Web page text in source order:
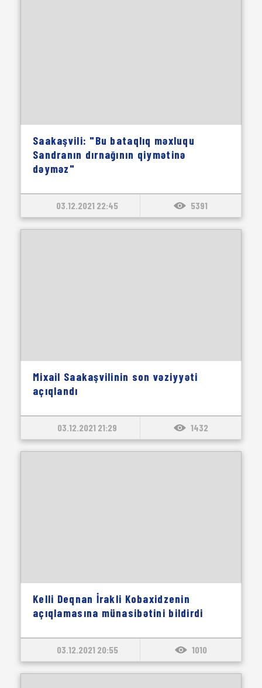
Saakaşvili: "Bu bataqlıq məxluqu
Sandranın dırnağının qiymətinə
dəyməz"
03.12.2021 22:45 5391
Mixail Saakaşvilinin son vəziyyəti
açıqlandı
03.12.2021 21:29 1432
Kelli Deqnan İrakli Kobaxidzenin
açıqlamasına münasibətini bildirdi
03.12.2021 20:55 1010